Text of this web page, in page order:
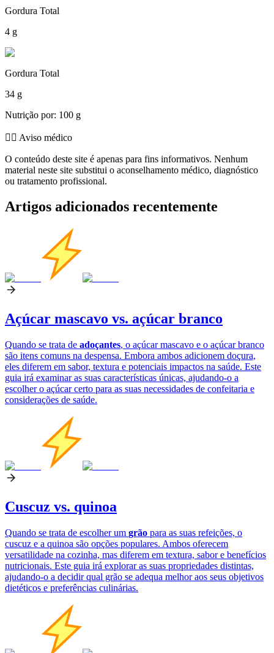
Gordura Total
4 g
Gordura Total
34 g
Nutrição por: 100 g
👨‍⚕️️ Aviso médico
O conteúdo deste site é apenas para fins informativos. Nenhum
material neste site substitui o aconselhamento médico, diagnóstico
ou tratamento profissional.
Artigos adicionados recentemente
Açúcar mascavo vs. açúcar branco
Quando se trata de adoçantes, o açúcar mascavo e o açúcar branco
são itens comuns na despensa. Embora ambos adicionem doçura,
eles diferem em sabor, textura e potenciais impactos na saúde. Este
guia irá examinar as suas características únicas, ajudando-o a
escolher o açúcar certo para as suas necessidades de confeitaria e
considerações de saúde.
Cuscuz vs. quinoa
Quando se trata de escolher um grão para as suas refeições, o
cuscuz e a quinoa são opções populares. Ambos oferecem
versatilidade na cozinha, mas diferem em textura, sabor e benefícios
nutricionais. Este guia irá explorar as suas propriedades distintas,
ajudando-o a decidir qual grão se adequa melhor aos seus objetivos
dietéticos e preferências culinárias.